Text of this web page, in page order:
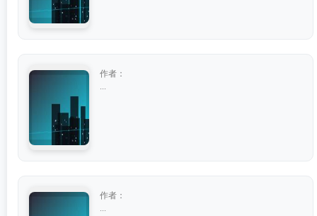
作者：
作者：